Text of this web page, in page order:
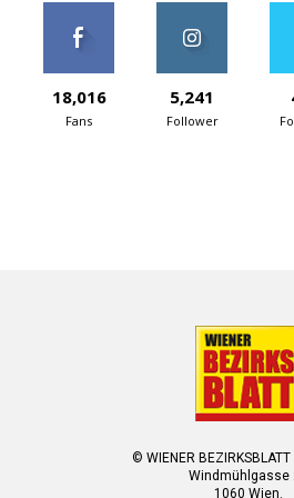
18,016
Fans
5,241
Follower
© WIENER
Windmühlgasse
1060 Wien.